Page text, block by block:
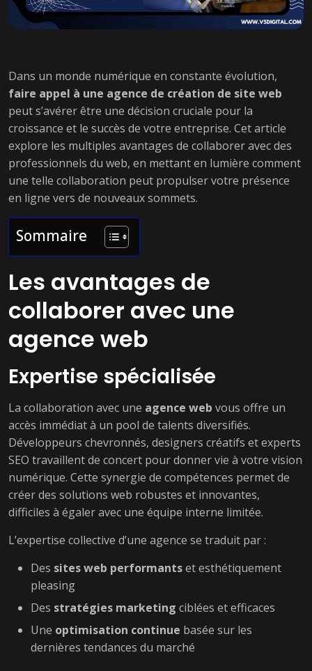
Dans un monde numérique en constante évolution,
faire appel à une agence de création de site web
peut s’avérer être une décision cruciale pour la
croissance et le succès de votre entreprise. Cet article
explore les multiples avantages de collaborer avec des
professionnels du web, en mettant en lumière comment
une telle collaboration peut propulser votre présence
en ligne vers de nouveaux sommets.
Sommaire
Les avantages de
collaborer avec une
agence web
Expertise spécialisée
La collaboration avec une agence web vous offre un
accès immédiat à un pool de talents diversifiés.
Développeurs chevronnés, designers créatifs et experts
SEO travaillent de concert pour donner vie à votre vision
numérique. Cette synergie de compétences permet de
créer des solutions web robustes et innovantes,
difficiles à égaler avec une équipe interne limitée.
L’expertise collective d’une agence se traduit par :
Des sites web performantset esthétiquement
pleasing
Des stratégies marketing ciblées et efficaces
Une optimisation continue basée sur les
dernières tendances du marché